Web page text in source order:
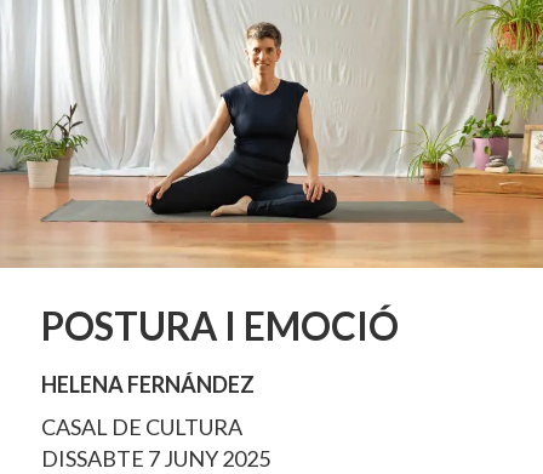
POSTURA I EMOCIÓ
HELENA FERNÁNDEZ
CASAL DE CULTURA
DISSABTE 7 JUNY 2025